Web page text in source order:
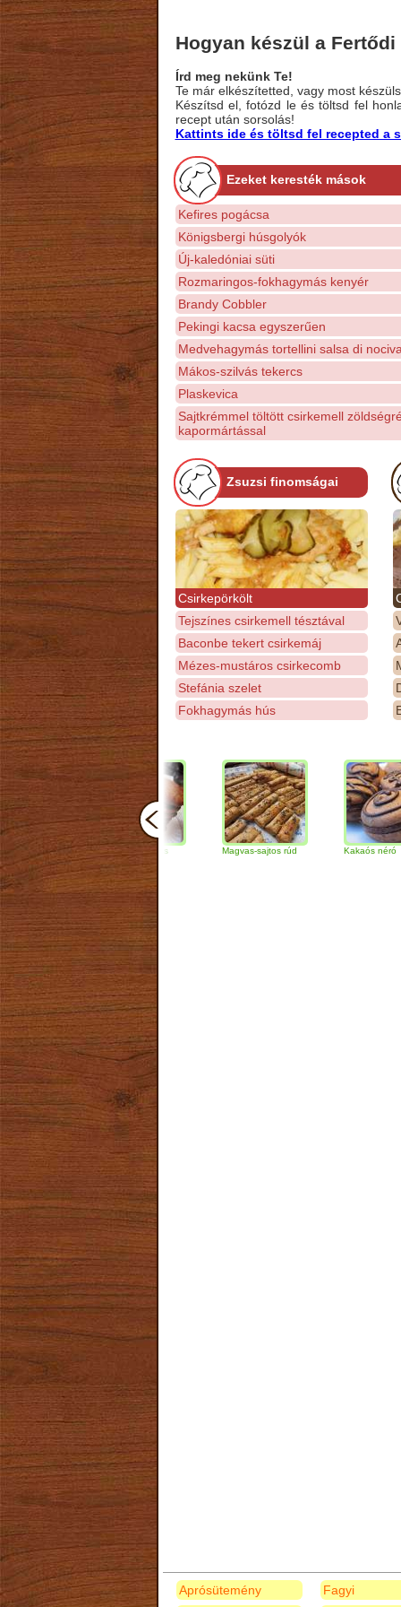
Hogyan készül a
Írd meg nekünk Te!
Te már elkészítetted, vagy most
Készítsd el, fotózd le és töltsd fel
recept után sorsolás!
Kattints ide és töltsd fel recepted a
Ezeket keresték mások
Kefires pogácsa
Königsbergi húsgolyók
Új-kaledóniai süti
Rozmaringos-fokhagymás kenyér
Brandy Cobbler
Pekingi kacsa egyszerűen
Medvehagymás tortellini salsa di
Mákos-szilvás tekercs
Plaskevica
Sajtkrémmel töltött csirkemell
kapormártással
Zsuzsi finomságai
Csirkepörkölt
Tejszínes csirkemell tésztával
Baconbe tekert csirkemáj
Mézes-mustáros csirkecomb
Stefánia szelet
Fokhagymás hús
Csokoládés-diós
szendvics
Magvas-sajtos rúd Kakaós néró
Aprósütemény Fagyi